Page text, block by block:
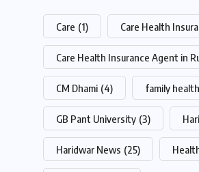
Care (1) Care Health
Care Health Insurance Agent in
CM Dhami (4) family
GB Pant University (3)
Haridwar News (25)